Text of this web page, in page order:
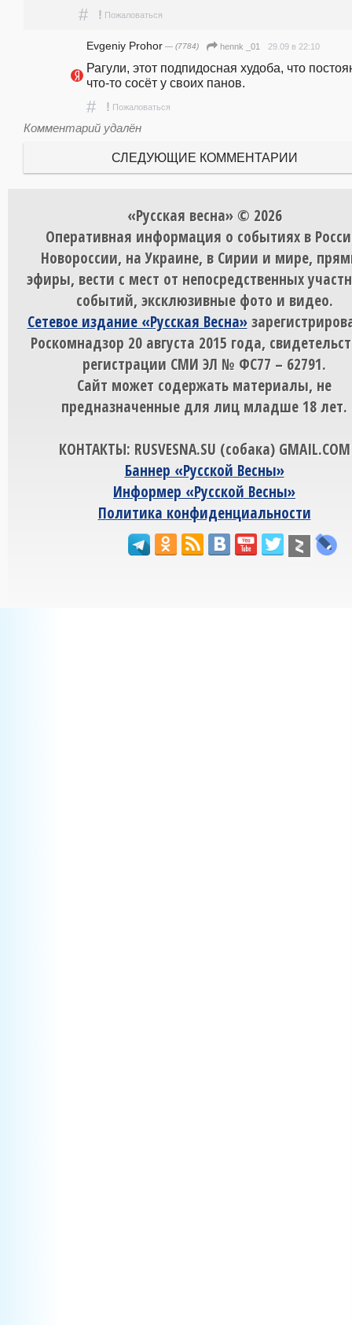
# ! Пожаловаться
Evgeniy Prohor — (7784) hennk _01 29.09 в 22:10
Рагули, этот подпидосная худоба, что
что-то сосёт у своих панов.
# ! Пожаловаться
Комментарий удалён
СЛЕДУЮЩИЕ КОММЕНТАРИИ
«Русская весна» © 2026
Оперативная информация о событиях в
Новороссии, на Украине, в Сирии и мире,
эфиры, вести с мест от непосредственных
событий, эксклюзивные фото и видео.
Сетевое издание «Русская Весна»
Роскомнадзор 20 августа 2015 года,
регистрации СМИ ЭЛ № ФС77 – 62791.
Сайт может содержать материалы, не
предназначенные для лиц младше 18 лет.
КОНТАКТЫ: RUSVESNA.SU (собака) GMAIL.COM
Баннер «Русской Весны»
Информер «Русской Весны»
Политика конфиденциальности